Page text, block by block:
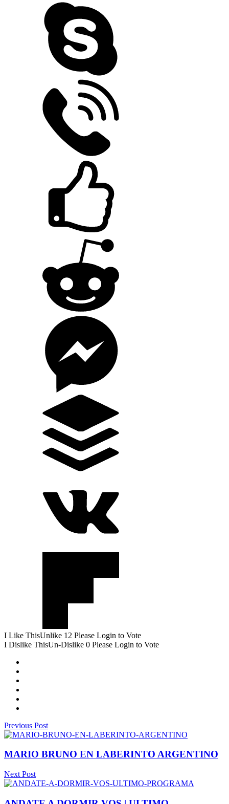
I Like ThisUnlike 12 Please Login to Vote
I Dislike ThisUn-Dislike 0 Please Login to Vote
Previous Post
MARIO BRUNO EN LABERINTO ARGENTINO
Next Post